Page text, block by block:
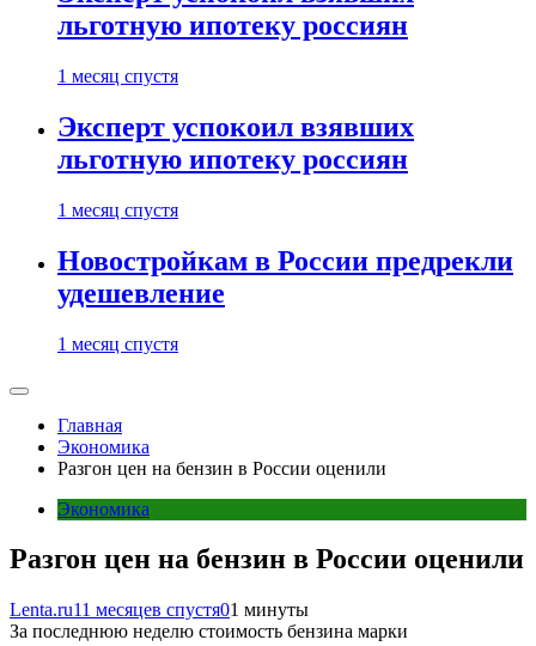
льготную ипотеку россиян
1 месяц спустя
Эксперт успокоил взявших
льготную ипотеку россиян
1 месяц спустя
Новостройкам в России предрекли
удешевление
1 месяц спустя
Главная
Экономика
Разгон цен на бензин в России оценили
Экономика
Разгон цен на бензин в России оценили
Lenta.ru11 месяцев спустя01 минуты
За последнюю неделю стоимость бензина марки